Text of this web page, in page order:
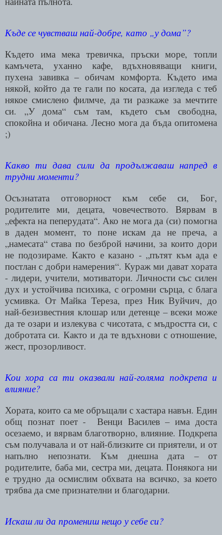
Къде се чувстваш най-добре, като „у дома”?
Където има мека тревичка, пръски море, топли
камъчета, уханно кафе, вдъхновяващи книги,
пухена завивка – обичам комфорта. Където има
някой, който да те гали по косата, да изгледа с теб
някое смислено филмче, да ти разкаже за мечтите
си. „У дома“ съм там, където съм свободна,
спокойна и обичана. Лесно мога да бъда опитомена
;)
Какво ти дава сили да продължаваш напред в
трудни моменти?
Осъзнатата отговорност към себе си, Бог,
родителите ми, децата, човечеството. Вярвам в
„ефекта на пеперудата“. Ако не мога да (си)помогна
в даден момент, то поне искам да не преча, а
„намесата“ става по безброй начини, за които дори
не подозираме. Както е казано - „пътят към ада е
постлан с добри намерения“. Кураж ми дават хората
- лидери, учители, мотиватори. Личности със силен
дух и устойчива психика, с огромни сърца, с блага
усмивка. От Майка Тереза, през Ник Вуйчич, до
най-безизвестния клошар или детенце – всеки може
да те озари и излекува с чисотата, с мъдростта си, с
добротата си. Както и да те вдъхнови с отношение,
жест, прозорливост.
Кои хора са ти оказвали най-голяма подкрепа и
влияние?
Хората, които са ме обръщали с хастара навън. Един
общ познат поет -
Венци Василев – има доста
осезаемо, и вярвам благотворно, влияние. Подкрепа
съм получавала и от най-близките си приятели, и от
напълно непознати. Към днешна дата – от
родителите, баба ми, сестра ми, децата. Понякога ни
е трудно да осмислим обхвата на всичко, за което
трябва да сме признателни и благодарни.
Искаш ли да промениш нещо у себе си?